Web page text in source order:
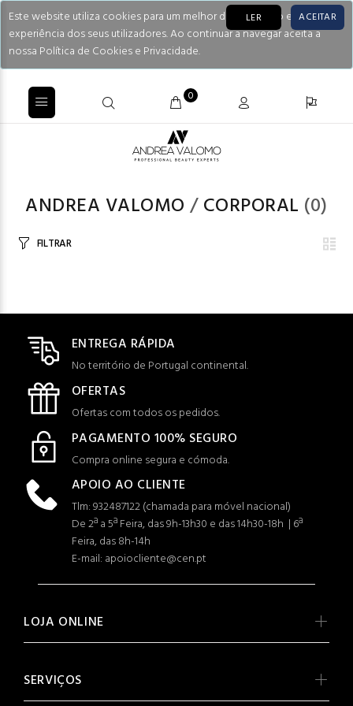
Este website utiliza cookies para um melhor desempenho e
experiência dos seus utilizadores. Ao continuar a navegar aceita a
nossa Política de Cookies e Privacidade.
LER ACEITAR
0
ANDREA VALOMO /CORPORAL (0)
FILTRAR
ENTREGA RÁPIDA
No território de Portugal continental.
OFERTAS
Ofertas com todos os pedidos.
PAGAMENTO 100% SEGURO
Compra online segura e cómoda.
APOIO AO CLIENTE
Tlm: 932487122 (chamada para móvel nacional)
De 2ª a 5ª Feira, das 9h-13h30 e das 14h30-18h | 6ª
Feira, das 8h-14h
E-mail: apoiocliente@cen.pt
LOJA ONLINE
SERVIÇOS